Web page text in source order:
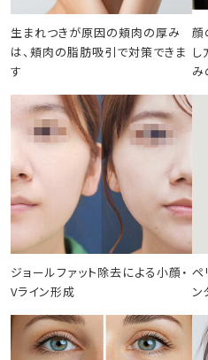
生まれつきが原因の頬肉の厚み
は、頬肉の脂肪吸引で対策できま
す
顔
し
み
ジョールファット除去による小顔・
Vライン形成
ペ
ン